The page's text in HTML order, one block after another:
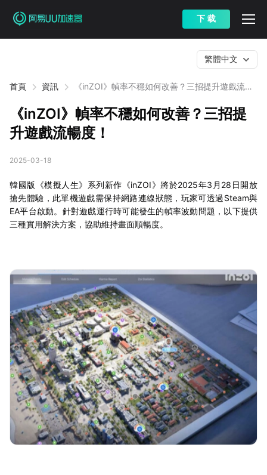
下 载
首頁 資訊
《inZOI》幀率不穩如何改善？三招提升遊戲流暢
繁體中文
《inZOI》幀率不穩如何改善？三招提
升遊戲流暢度！
2025-03-18
韓國版《模擬人生》系列新作《inZOI》將於2025年3月28日開放
搶先體驗，此單機遊戲需保持網路連線狀態，玩家可透過Steam與
EA平台啟動。針對遊戲運行時可能發生的幀率波動問題，以下提供
三種實用解決方案，協助維持畫面順暢度。